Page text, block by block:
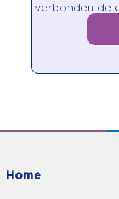
verbonden
Home